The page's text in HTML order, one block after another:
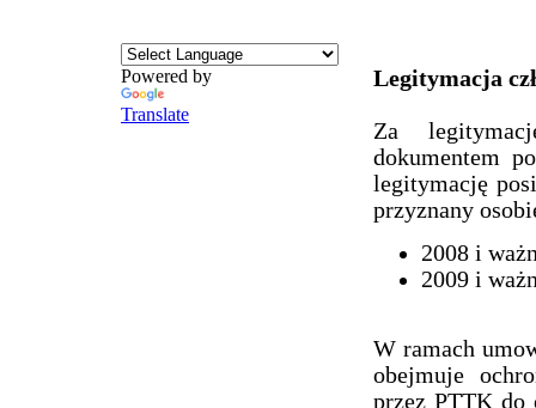
Powered by
Translate
Legitymacja
Za
dokumentem
legitymację
przyznany
2008 i
2009 i
W ramach
obejmuje
przez PTTK do